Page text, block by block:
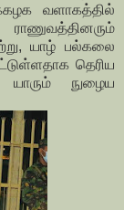
வளாகத்தில்
யாழ் பல்கலை
தெரிய
யாரும் நுழைய